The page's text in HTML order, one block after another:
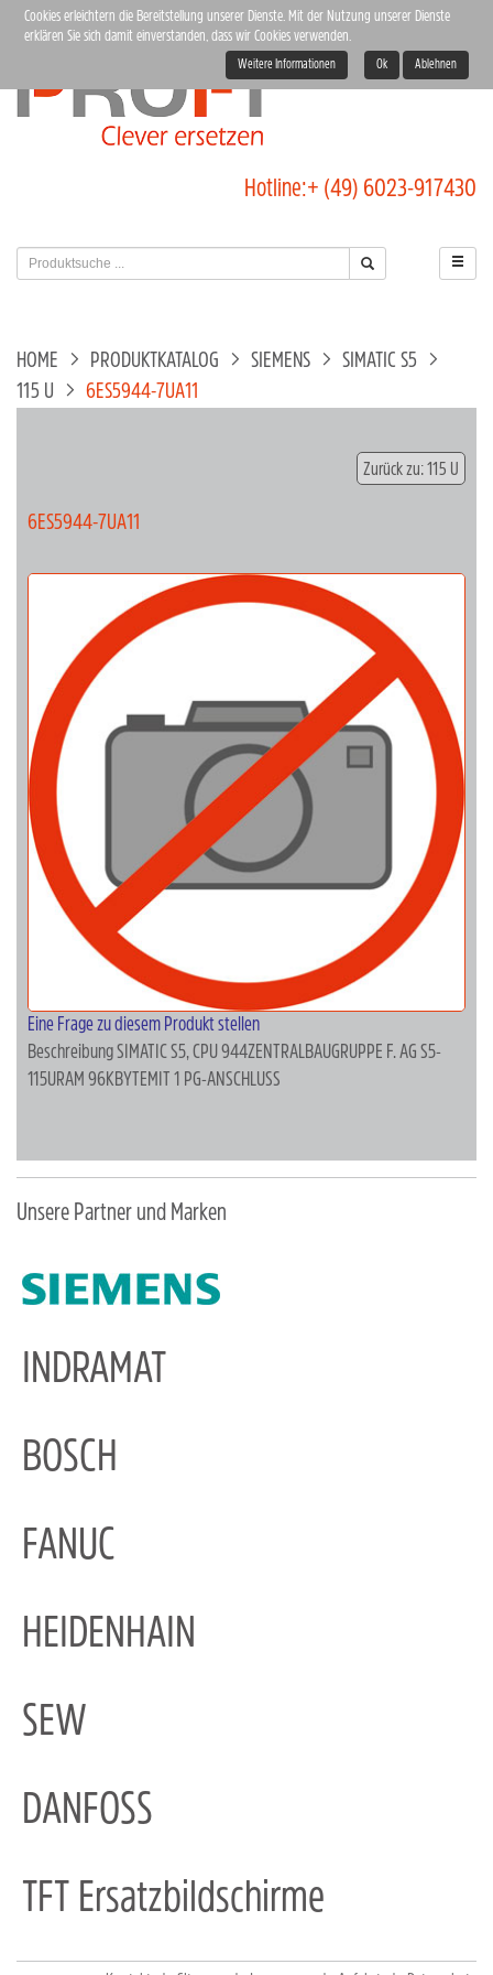
Hotline:+ (49) 6023-917430
HOME PRODUKTKATALOG SIEMENS
SIMATIC S5
115 U
6ES5944-7UA11
Zurück zu: 115 U
6ES5944-7UA11
Eine Frage zu diesem Produkt stellen
BeschreibungSIMATIC S5, CPU 944ZENTRALBAUGRUPPE F. AG S5-
115URAM 96KBYTEMIT 1 PG-ANSCHLUSS
Unsere Partner und Marken
INDRAMAT
BOSCH
FANUC
HEIDENHAIN
SEW
DANFOSS
TFT Ersatzbildschirme
Cookies erleichtern die Bereitstellung unserer Dienste. Mit der Nutzung unserer Dienste
erklären Sie sich damit einverstanden, dass wir Cookies verwenden.
Weitere Informationen Ok Ablehnen